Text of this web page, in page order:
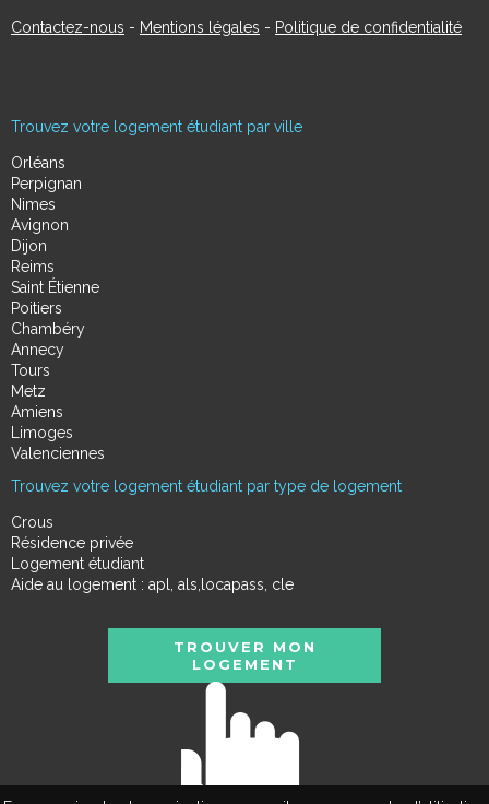
Contactez-nous - Mentions légales - Politique de confidentialité
Trouvez votre logement étudiant par ville
Orléans
Perpignan
Nimes
Avignon
Dijon
Reims
Saint Étienne
Poitiers
Chambéry
Annecy
Tours
Metz
Amiens
Limoges
Valenciennes
Trouvez votre logement étudiant par type de logement
Crous
Résidence privée
Logement étudiant
Aide au logement : apl, als,locapass, cle
TROUVER MON
LOGEMENT